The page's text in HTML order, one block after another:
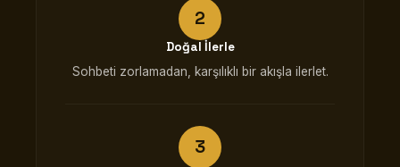
Doğal İlerle
Sohbeti zorlamadan, karşılıklı bir akışla ilerlet.